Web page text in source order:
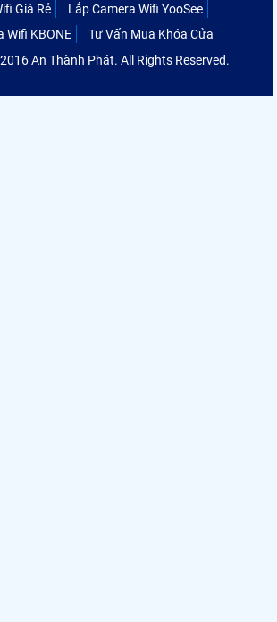
Giá Rẻ
Lắp Camera Wifi YooSee
Wifi KBONE
Tư Vấn Mua Khóa Cửa
An Thành Phát. All Rights Reserved.